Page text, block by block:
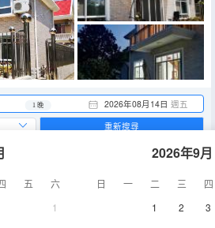
2026年08月14日 週五
1 晚
五
六
1
2026年9月
日 一 二 三
四
1
2 3
重新搜尋
160㎡ 空調